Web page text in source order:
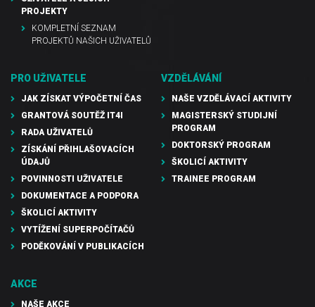
PROJEKTY
KOMPLETNÍ SEZNAM
PROJEKTŮ NAŠICH UŽIVATELŮ
PRO UŽIVATELE
JAK ZÍSKAT VÝPOČETNÍ ČAS
GRANTOVÁ SOUTĚŽ IT4I
RADA UŽIVATELŮ
ZÍSKÁNÍ PŘIHLAŠOVACÍCH
ÚDAJŮ
POVINNOSTI UŽIVATELE
DOKUMENTACE A PODPORA
ŠKOLICÍ AKTIVITY
VYTÍŽENÍ SUPERPOČÍTAČŮ
PODĚKOVÁNÍ V PUBLIKACÍCH
VZDĚLÁVÁNÍ
NAŠE VZDĚLÁVACÍ AKTIVITY
MAGISTERSKÝ STUDIJNÍ
PROGRAM
DOKTORSKÝ PROGRAM
ŠKOLICÍ AKTIVITY
TRAINEE PROGRAM
AKCE
NAŠE AKCE